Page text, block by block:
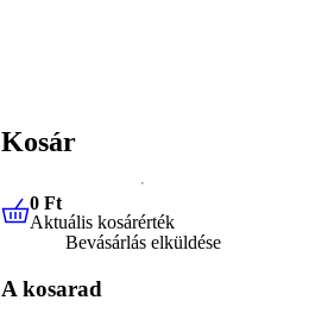
Kosár
0 FtAktuális kosárérték
0 Ft
Aktuális kosárérték
Bevásárlás elküldése
A kosarad